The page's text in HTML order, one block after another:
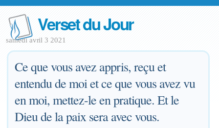
Verset du Jour
samedi avril 3 2021
Ce que vous avez appris, reçu et
entendu de moi et ce que vous avez vu
en moi, mettez-le en pratique. Et le
Dieu de la paix sera avec vous.